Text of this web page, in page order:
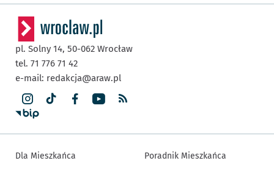
pl. Solny 14, 50-062 Wrocław
tel. 71 776 71 42
e-mail: redakcja@araw.pl
Dla Mieszkańca
Poradnik Mieszkańca